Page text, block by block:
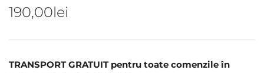
190,00lei
TRANSPORT GRATUIT pentru toate comenzile în